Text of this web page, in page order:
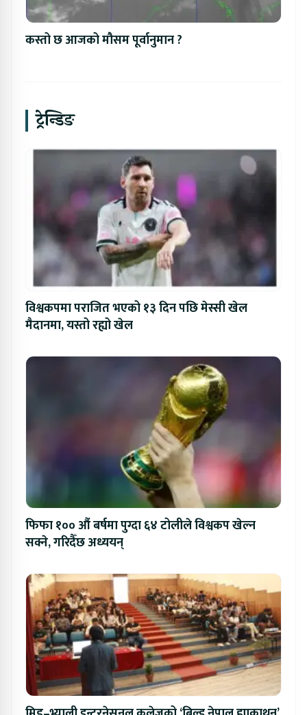
कस्तो छ आजको मौसम पूर्वानुमान ?
ट्रेन्डिङ
विश्वकपमा पराजित भएको १३ दिन पछि मेस्सी खेल
मैदानमा, यस्तो रह्यो खेल
फिफा १०० औं बर्षमा पुग्दा ६४ टोलीले विश्वकप खेल्न
सक्ने, गरिदैँछ अध्ययन्